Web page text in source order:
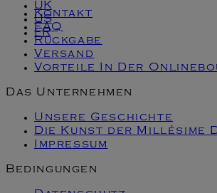
UK
US
FR
Kontakt
FAQ
Rückgabe
Versand
Vorteile In Der
Das Unternehmen
Unsere Geschichte
Die Kunst der Millésime
Impressum
Bedingungen